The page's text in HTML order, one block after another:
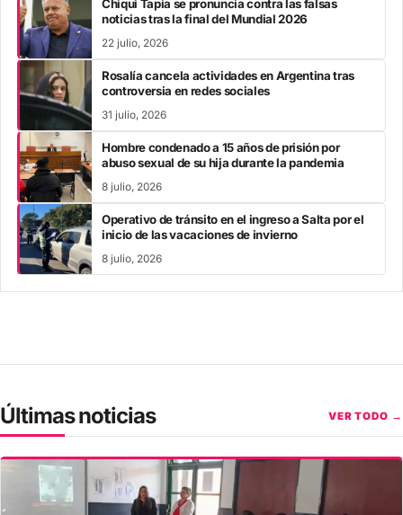
Chiqui Tapia se pronuncia contra las falsas
noticias tras la final del Mundial 2026
22 julio, 2026
Rosalía cancela actividades en Argentina tras
controversia en redes sociales
31 julio, 2026
Hombre condenado a 15 años de prisión por
abuso sexual de su hija durante la pandemia
8 julio, 2026
Operativo de tránsito en el ingreso a Salta por el
inicio de las vacaciones de invierno
8 julio, 2026
Últimas noticias VER TODO →